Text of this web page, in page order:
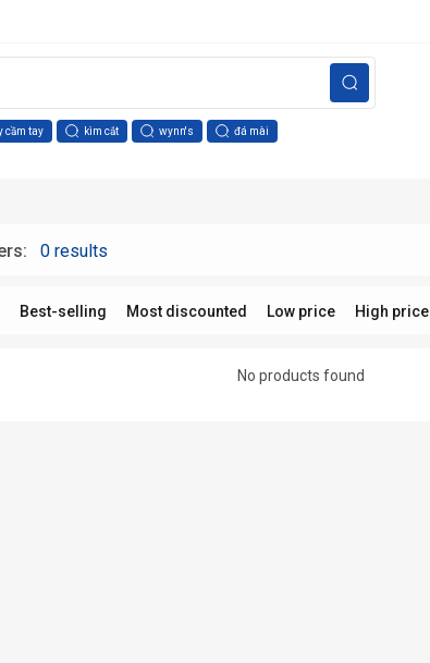
cầm tay kìm cắt wynn's đá mài
0 results
Best-selling Most discounted Low price High price
No products found